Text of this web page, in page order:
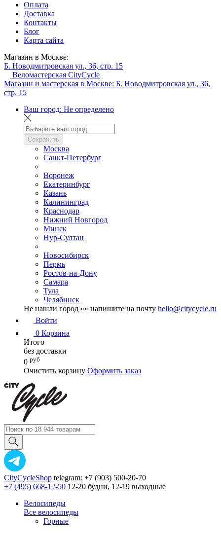
Оплата
Доставка
Контакты
Блог
Карта сайта
Магазин в Москве:
Б. Новодмитровская ул., 36, стр. 15
Веломастерская CityCycle
Магазин и мастерская в Москве: Б. Новодмитровская ул., 36,
стр. 15
Ваш город: Не определено
Сохранить
Москва
Санкт-Петербург
Воронеж
Екатеринбург
Казань
Калининград
Краснодар
Нижний Новгород
Минск
Нур-Султан
Новосибирск
Пермь
Ростов-на-Дону
Самара
Тула
Челябинск
Не нашли город «» напишите на почту hello@citycycle.ru
Войти
0 Корзина
Итого
без доставки
0 руб
Очистить корзину Оформить заказ
CityCycleShop telegram: +7 (903) 500-20-70
+7 (495) 668-12-50 12-20 будни, 12-19 выходные
Велосипеды
Все велосипеды
Горные